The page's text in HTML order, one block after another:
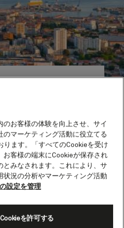
が輝くコートダジュール
イユとサントロペのほぼ
ここからおしゃれなビー
石垣やライラック、ラベ
りなすプロヴァンスの風
かけましょう。
年にシャルル8世がこ
造船所を建造して以来、
のお客様の体験を向上させ、サイ
のマーケティング活動に役立てる
ります。「すべてのCookieを受け
お客様の端末にCookieが保存され
とみなされます。これにより、サ
状況の分析やマーケティング活動
設定を管理
を許可する